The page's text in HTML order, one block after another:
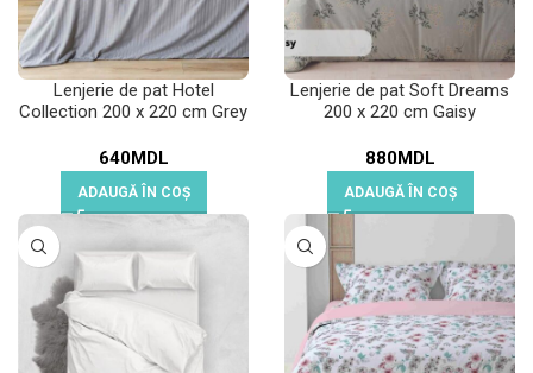
Lenjerie de pat Hotel
Collection 200 x 220 cm Grey
640MDL
ADAUGĂ ÎN COȘ
Lenjerie de pat Soft Dreams
200 x 220 cm Gaisy
880MDL
ADAUGĂ ÎN COȘ